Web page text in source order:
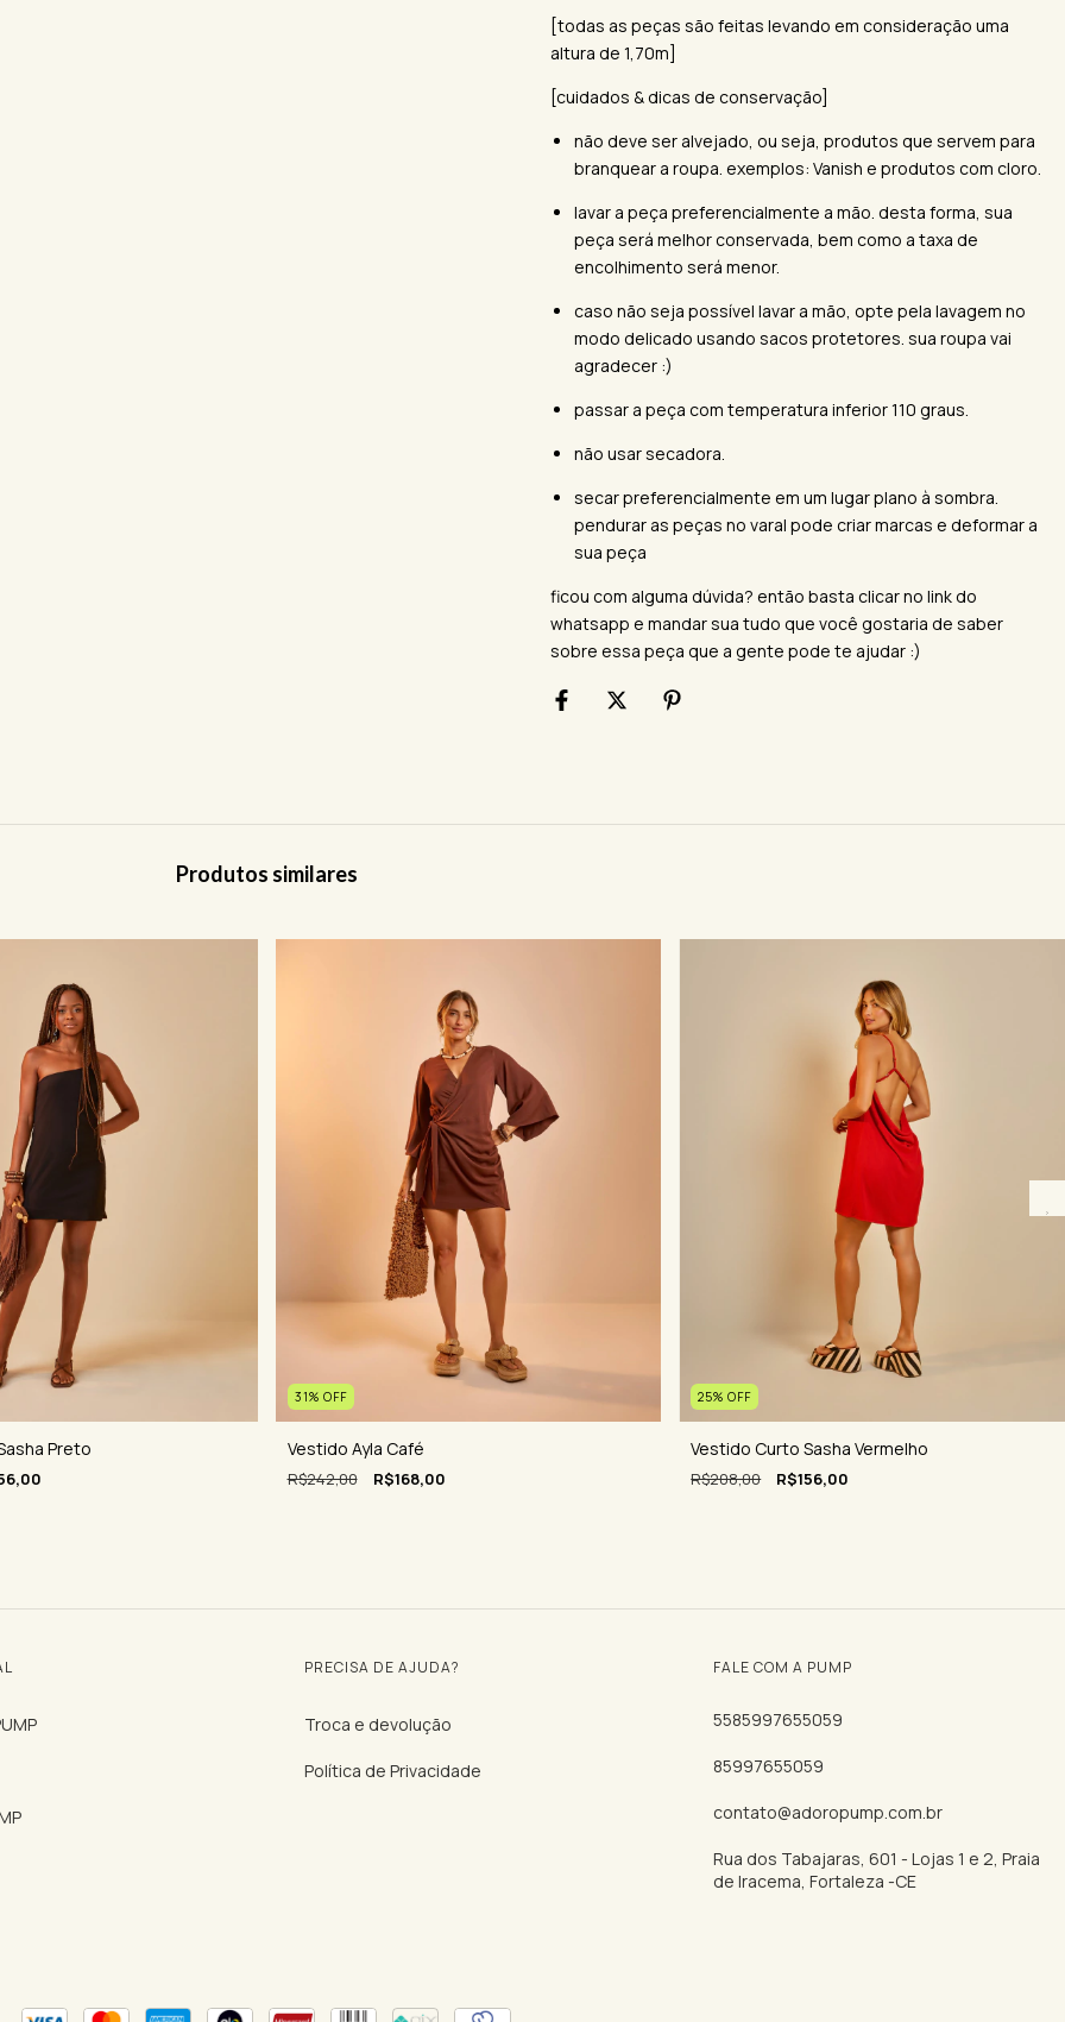
[todas as peças são feitas levando em consideração uma
altura de 1,70m]
[cuidados & dicas de conservação]
não deve ser alvejado, ou seja, produtos que servem para
branquear a roupa. exemplos: Vanish e produtos com cloro.
lavar a peça preferencialmente a mão. desta forma, sua
peça será melhor conservada, bem como a taxa de
encolhimento será menor.
caso não seja possível lavar a mão, opte pela lavagem no
modo delicado usando sacos protetores. sua roupa vai
agradecer :)
passar a peça com temperatura inferior 110 graus.
não usar secadora.
secar preferencialmente em um lugar plano à sombra.
pendurar as peças no varal pode criar marcas e deformar a
sua peça
ficou com alguma dúvida? então basta clicar no link do
whatsapp e mandar sua tudo que você gostaria de saber
sobre essa peça que a gente pode te ajudar :)
Produtos similares
Preto
31% OFF
Vestido Ayla Café
R$242,00 R$168,00
25%OFF
Vestido Curto Sasha Vermelho
R$208,00 R$156,00
PRECISA DE AJUDA?
Troca e devolução
Política de Privacidade
FALE COM A PUMP
5585997655059
85997655059
contato@adoropump.com.br
Rua dos Tabajaras, 601 - Lojas 1 e 2, Praia
de Iracema, Fortaleza -CE